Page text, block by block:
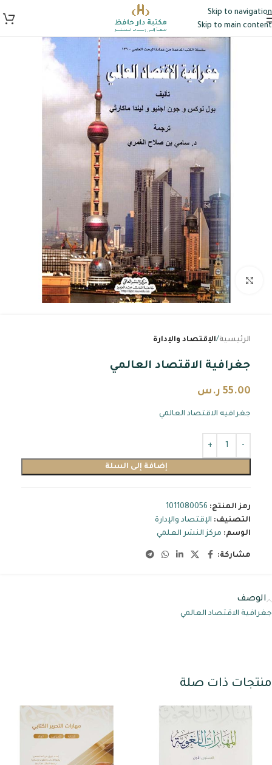
Skip to navigation
Skip to main content
اضغط للتكبير
الرئيسية الإقتصاد والإدارة
جغرافية الاقتصاد العالمي
55.00 ر.س
جغرافيه الاقتصاد العالمي
إضافة إلى السلة
رمز المنتج: 1011080056
التصنيف: الإقتصاد والإدارة
الوسم: مركز النشر العلمي
مشاركة:
الوصف
جغرافية الاقتصاد العالمي
منتجات ذات صلة